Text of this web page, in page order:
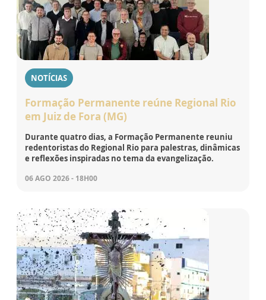
NOTÍCIAS
Formação Permanente reúne Regional Rio
em Juiz de Fora (MG)
Durante quatro dias, a Formação Permanente reuniu
redentoristas do Regional Rio para palestras, dinâmicas
e reflexões inspiradas no tema da evangelização.
06 AGO 2026 - 18H00